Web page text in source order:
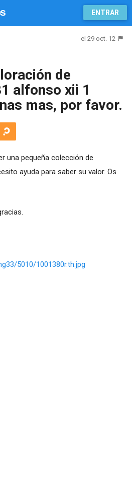
ENTRAR
el 29 oct. 12
de
alfonso xii 1
mas, por favor.
una pequeña colección de
ayuda para saber su valor. Os
5010/1001380r.th.jpg